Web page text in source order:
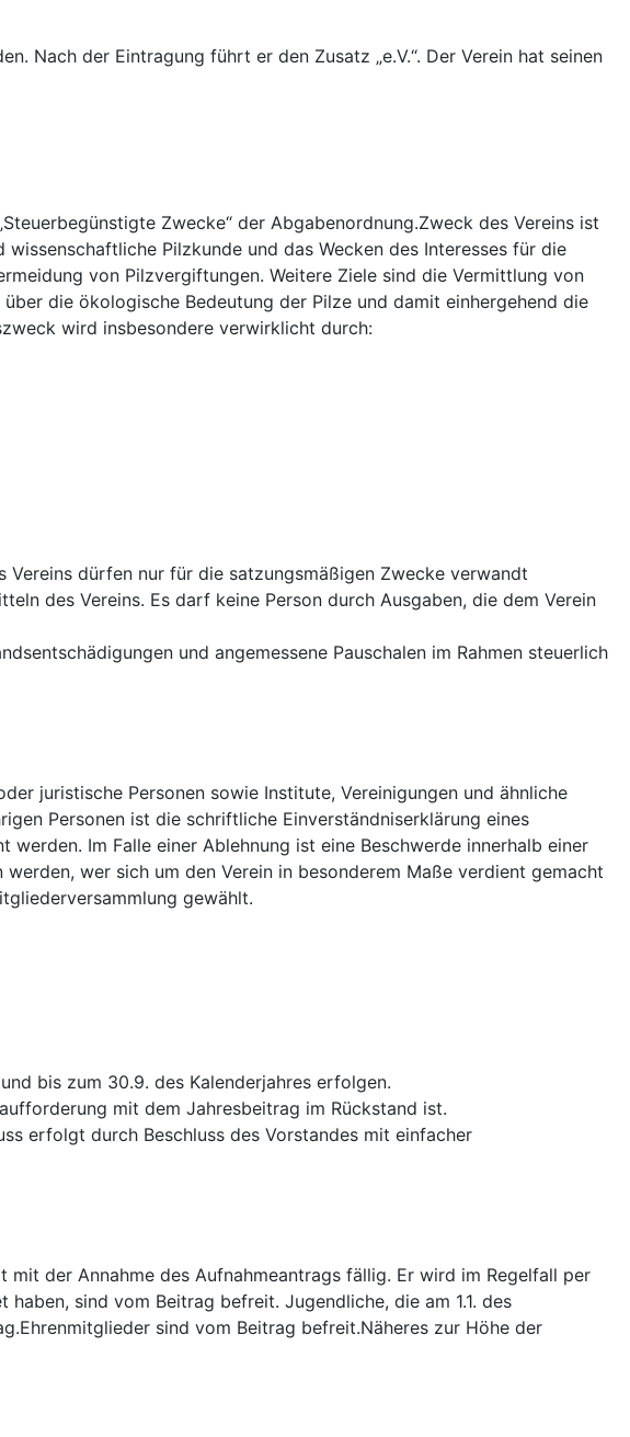
Nach der Eintragung führt er den Zusatz „e.V.“. Der Verein hat seinen
Zwecke“ der Abgabenordnung.Zweck des Vereins ist
Pilzkunde und das Wecken des Interesses für die
von Pilzvergiftungen. Weitere Ziele sind die Vermittlung von
die ökologische Bedeutung der Pilze und damit einhergehend die
wird insbesondere verwirklicht durch:
dürfen nur für die satzungsmäßigen Zwecke verwandt
des Vereins. Es darf keine Person durch Ausgaben, die dem Verein
und angemessene Pauschalen im Rahmen steuerlich
juristische Personen sowie Institute, Vereinigungen und ähnliche
Personen ist die schriftliche Einverständniserklärung eines
Im Falle einer Ablehnung ist eine Beschwerde innerhalb einer
wer sich um den Verein in besonderem Maße verdient gemacht
gewählt.
bis zum 30.9. des Kalenderjahres erfolgen.
mit dem Jahresbeitrag im Rückstand ist.
erfolgt durch Beschluss des Vorstandes mit einfacher
der Annahme des Aufnahmeantrags fällig. Er wird im Regelfall per
sind vom Beitrag befreit. Jugendliche, die am 1.1. des
sind vom Beitrag befreit.Näheres zur Höhe der